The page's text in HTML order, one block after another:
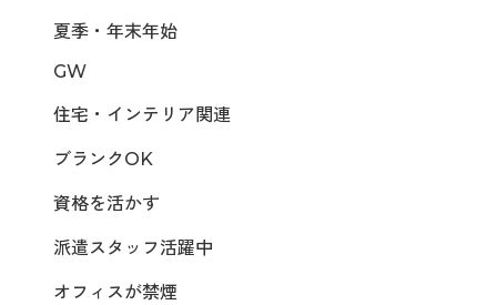
夏季・年末年始
GW
住宅・インテリア関連
ブランクOK
資格を活かす
派遣スタッフ活躍中
オフィスが禁煙